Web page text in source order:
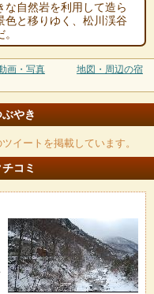
自然岩を利用して造ら
色と移りゆく、松川渓谷
画・写真 地図・周辺の宿
やき
イートを掲載しています。
コミ